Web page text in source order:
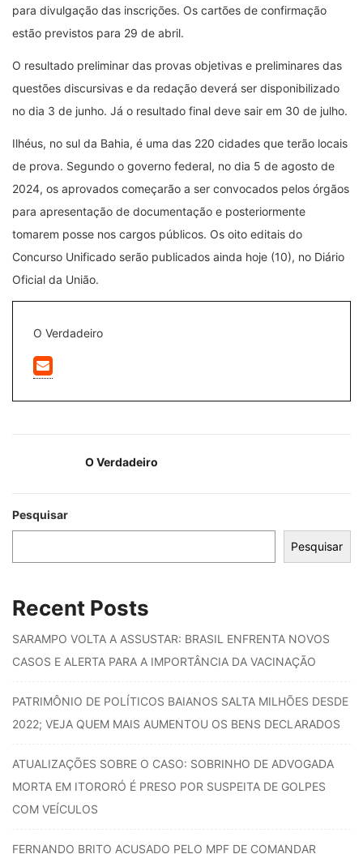
para divulgação das inscrições. Os cartões de confirmação
estão previstos para 29 de abril.
O resultado preliminar das provas objetivas e preliminares das
questões discursivas e da redação deverá ser disponibilizado
no dia 3 de junho. Já o resultado final deve sair em 30 de julho.
Ilhéus, no sul da Bahia, é uma das 220 cidades que terão locais
de prova. Segundo o governo federal, no dia 5 de agosto de
2024, os aprovados começarão a ser convocados pelos órgãos
para apresentação de documentação e posteriormente
tomarem posse nos cargos públicos. Os oito editais do
Concurso Unificado serão publicados ainda hoje (10), no Diário
Oficial da União.
O Verdadeiro
O Verdadeiro
Pesquisar
Pesquisar
Recent Posts
SARAMPO VOLTA A ASSUSTAR: BRASIL ENFRENTA NOVOS
CASOS E ALERTA PARA A IMPORTÂNCIA DA VACINAÇÃO
PATRIMÔNIO DE POLÍTICOS BAIANOS SALTA MILHÕES DESDE
2022; VEJA QUEM MAIS AUMENTOU OS BENS DECLARADOS
ATUALIZAÇÕES SOBRE O CASO: SOBRINHO DE ADVOGADA
MORTA EM ITORORÓ É PRESO POR SUSPEITA DE GOLPES
COM VEÍCULOS
FERNANDO BRITO ACUSADO PELO MPF DE COMANDAR